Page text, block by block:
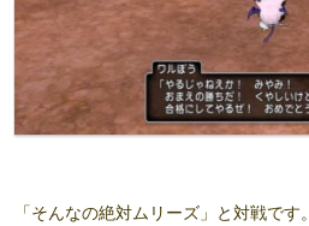
「そんなの絶対ムリーズ」と対戦です。